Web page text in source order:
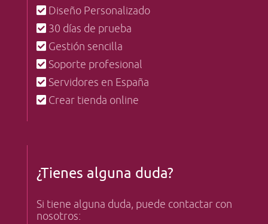
Diseño Personalizado
30 días de prueba
Gestión sencilla
Soporte profesional
Servidores en España
Crear tienda online
¿Tienes alguna duda?
Si tiene alguna duda, puede contactar con
nosotros: